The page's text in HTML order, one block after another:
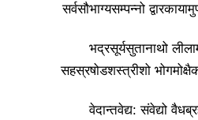
सर्वसौभाग्यसम्पन्नो
भद्रसूर्यसुतानाथो
सहस्रषोडशस्त्रीशो
वेदान्तवेद्य: संवेद्यो